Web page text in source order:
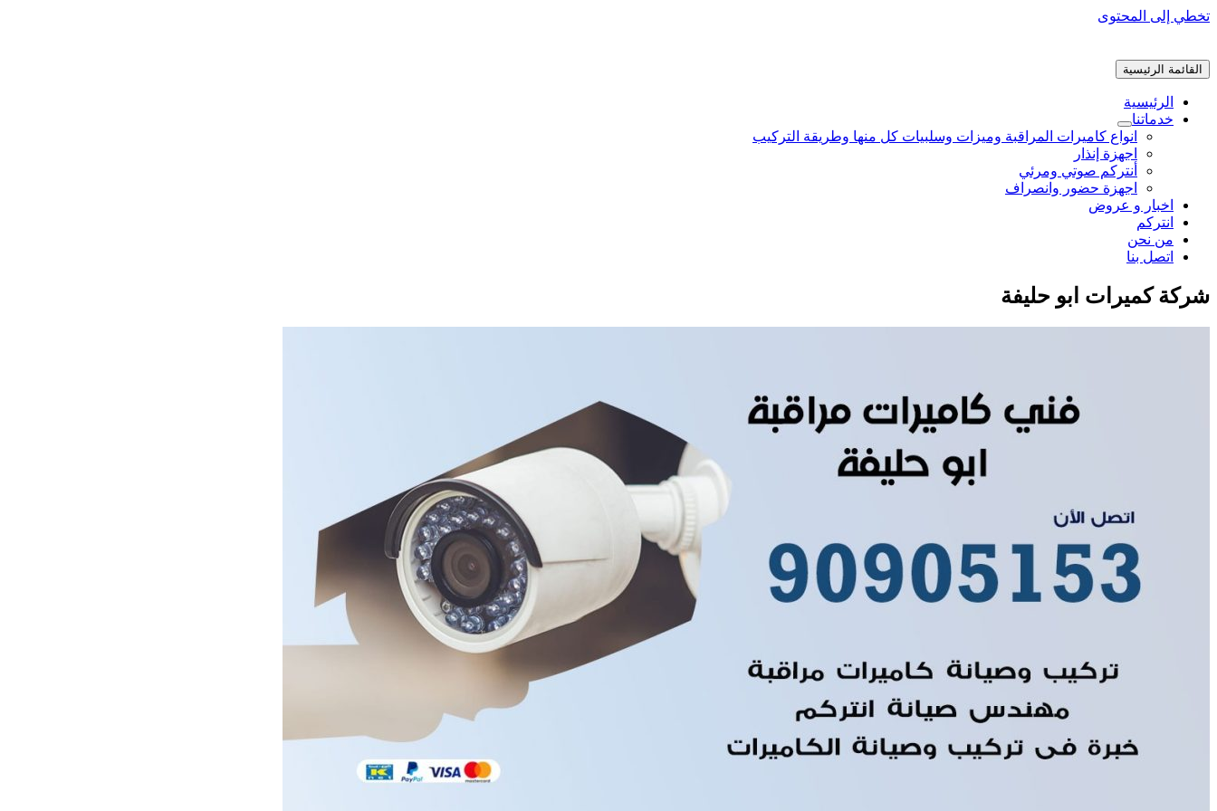
تخطي إلى المحتوى
القائمة الرئيسية
الرئيسية
خدماتنا
انواع كاميرات المراقبة وميزات وسلبيات كل منها وطريقة التركيب
اجهزة إنذار
أنتركم صوتي ومرئي
اجهزة حضور وانصراف
اخبار و عروض
انتركم
من نحن
اتصل بنا
شركة كميرات ابو حليفة